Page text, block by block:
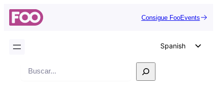
Consigue FooEvents
Spanish
Buscar